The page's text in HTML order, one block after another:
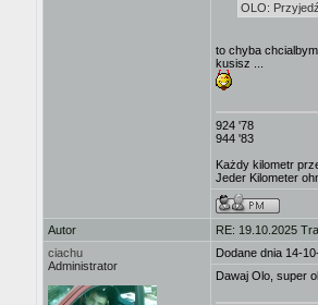
OLO:
to chyba
kusisz ...
924 '78
944 '83
Każdy kilometr
Jeder Kilometer
Autor
RE: 19.10.2025
ciachu
Administrator
Dodane dnia 14-
Dawaj Olo, super